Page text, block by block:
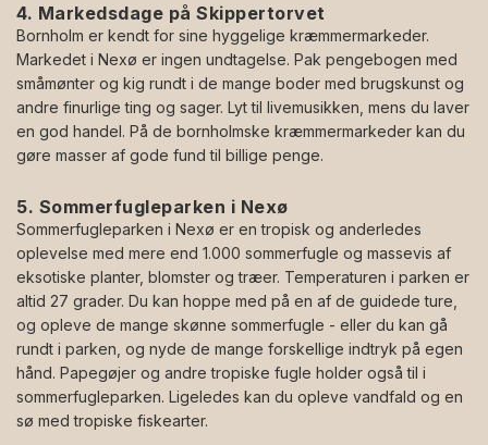
4. Markedsdage på Skippertorvet
Bornholm er kendt for sine hyggelige kræmmermarkeder.
Markedet i Nexø er ingen undtagelse. Pak pengebogen med
småmønter og kig rundt i de mange boder med brugskunst og
andre finurlige ting og sager. Lyt til livemusikken, mens du laver
en god handel. På de bornholmske kræmmermarkeder kan du
gøre masser af gode fund til billige penge.
5. Sommerfugleparken i Nexø
Sommerfugleparken i Nexø er en tropisk og anderledes
oplevelse med mere end 1.000 sommerfugle og massevis af
eksotiske planter, blomster og træer. Temperaturen i parken er
altid 27 grader. Du kan hoppe med på en af de guidede ture,
og opleve de mange skønne sommerfugle - eller du kan gå
rundt i parken, og nyde de mange forskellige indtryk på egen
hånd. Papegøjer og andre tropiske fugle holder også til i
sommerfugleparken. Ligeledes kan du opleve vandfald og en
sø med tropiske fiskearter.